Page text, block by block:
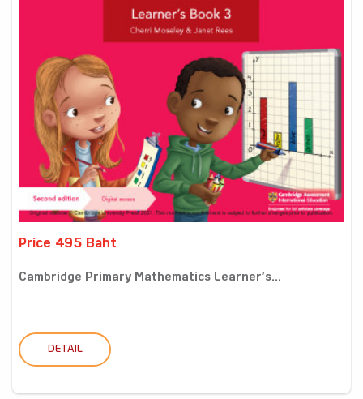
Price 495 Baht
Cambridge Primary Mathematics Learner’s...
DETAIL